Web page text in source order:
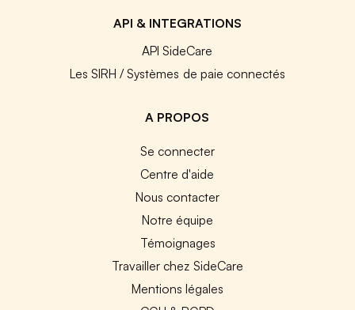
API & INTEGRATIONS
API SideCare
Les SIRH / Systèmes de paie connectés
A PROPOS
Se connecter
Centre d'aide
Nous contacter
Notre équipe
Témoignages
Travailler chez SideCare
Mentions légales